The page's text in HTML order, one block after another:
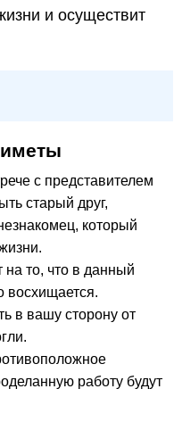
и осуществит
с представителем
старый друг,
который
на то, что в данный
восхищается.
в вашу сторону от
работу будут